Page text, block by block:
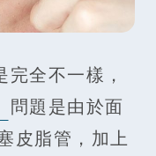
完全不一樣，
問題是由於面
皮脂管，加上